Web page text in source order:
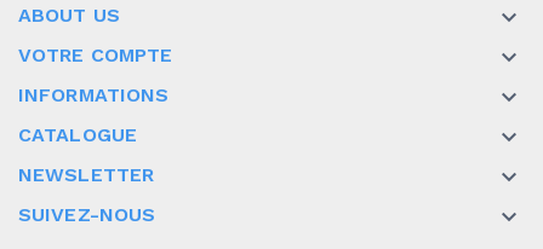
ABOUT US 
VOTRE COMPTE 
INFORMATIONS 
CATALOGUE 
NEWSLETTER 
SUIVEZ-NOUS 